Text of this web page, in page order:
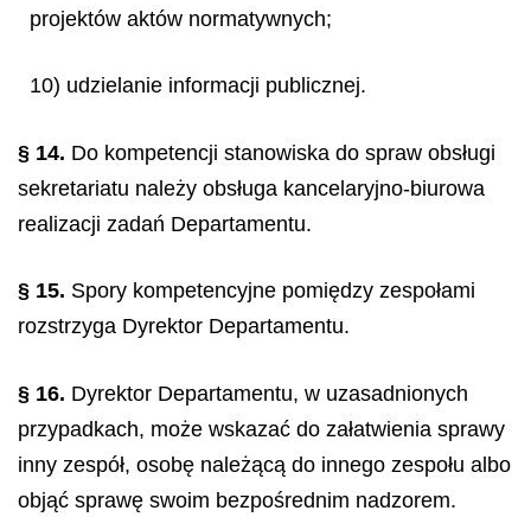
projektów aktów normatywnych;
10) udzielanie informacji publicznej.
§ 14. Do kompetencji stanowiska do spraw obsługi
sekretariatu należy obsługa kancelaryjno-biurowa
realizacji zadań Departamentu.
§ 15. Spory kompetencyjne pomiędzy zespołami
rozstrzyga Dyrektor Departamentu.
§ 16. Dyrektor Departamentu, w uzasadnionych
przypadkach, może wskazać do załatwienia sprawy
inny zespół, osobę należącą do innego zespołu albo
objąć sprawę swoim bezpośrednim nadzorem.